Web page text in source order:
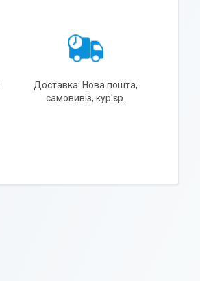
Доставка: Нова пошта,
самовивіз, кур'єр.